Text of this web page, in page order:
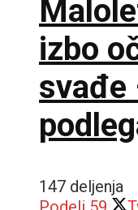
izbo
svađe
147 deljenja